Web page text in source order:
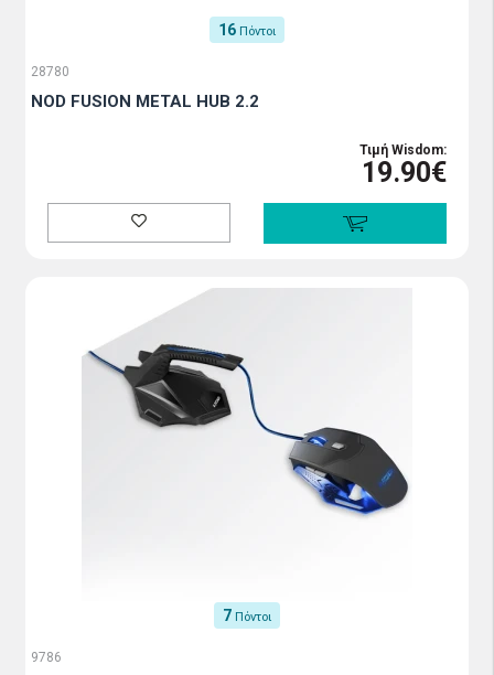
16 Πόντοι
28780
NOD FUSION METAL HUB 2.2
Τιμή Wisdom:
19.90€
7 Πόντοι
9786